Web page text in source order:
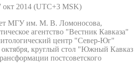
окт 2014 (UTC+3 MSK)
МГУ им. М. В. Ломоносова,
агентство "Вестник Кавказа"
центр "Север-Юг"
октября, круглый стол "Южный Кавказ
постсоветского